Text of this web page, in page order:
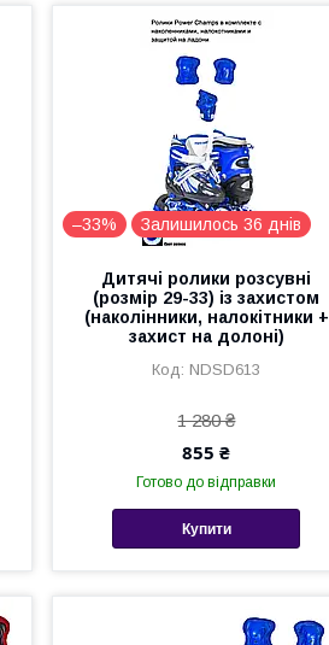
–33% Залишилось 36 днів
Дитячі ролики розсувні
(розмір 29-33) із захистом
(наколінники, налокітники +
захист на долоні)
NDSD613
1 280 ₴
855 ₴
Готово до відправки
Купити